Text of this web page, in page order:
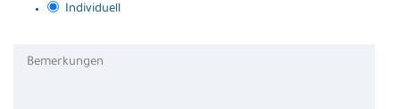
Individuell